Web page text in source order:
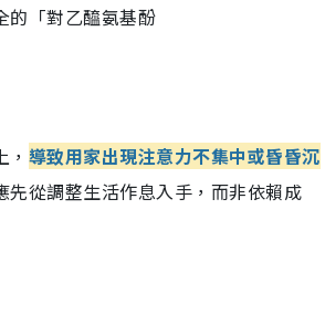
的「對乙醯氨基酚
導致用家出現注意力不集中或昏昏沉
先從調整生活作息入手，而非依賴成